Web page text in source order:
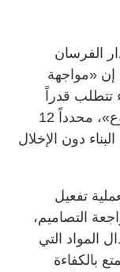
الفرسان
إن «مواجهة
تتطلب قدراً
كبيراً من المرونة وحسن إدارة المشروع»، محدداً 12
دون الإخلال
تفعيل
التصاميم،
المواد التي
بالكفاءة